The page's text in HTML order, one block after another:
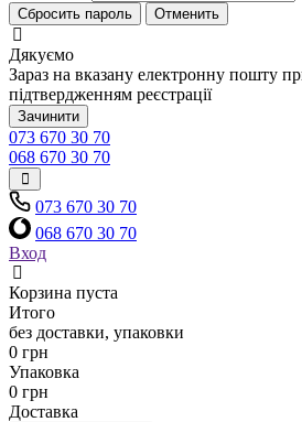
Сбросить пароль Отменить
Дякуємо
Зараз на вказану електронну пошту
підтвердженням реєстрації
Зачинити
073 670 30 70
068 670 30 70
073 670 30 70
068 670 30 70
Вход
Корзина пуста
Итого
без доставки, упаковки
0 грн
Упаковка
0 грн
Доставка